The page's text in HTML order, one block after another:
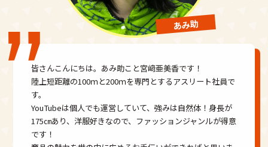
あみ助
皆さんこんにちは。あみ助こと宮﨑亜美香です！
陸上短距離の100ｍと200ｍを専門とするアスリート社員で
す。
YouTubeは個人でも運営していて、強みは自然体！身長が
175㎝あり、洋服好きなので、ファッションジャンルが得意
です！